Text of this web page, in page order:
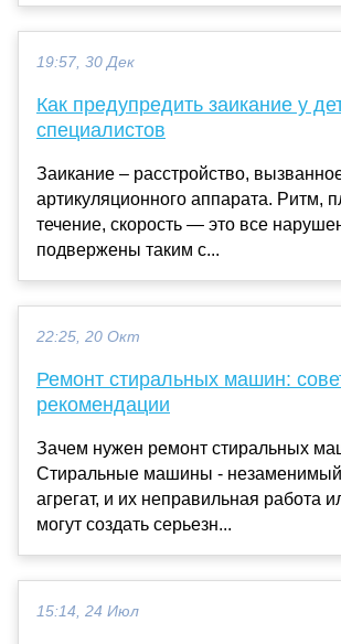
19:57, 30 Дек
Как предупредить заикание у
специалистов
Заикание – расстройство,
артикуляционного аппарата. Ритм,
течение, скорость — это все
подвержены таким с...
22:25, 20 Окт
Ремонт стиральных машин:
рекомендации
Зачем нужен ремонт стиральных
Стиральные машины -
агрегат, и их неправильная работа
могут создать серьезн...
15:14, 24 Июл